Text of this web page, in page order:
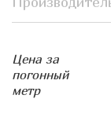
Цена за
погонный
метр